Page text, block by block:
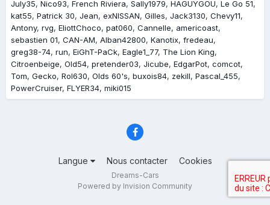
July35 Nico93 French Riviera Sally1979 HAGUYGOU Le Go 51
kat55 Patrick 30 Jean exNISSAN Gilles Jack3130 Chevy11
Antony rvg EliottChoco pat060 Cannelle
americoast
sebastien 01 CAN-AM Alban42800 Kanotix fredeau
greg38-74 run EiGhT-PaCk Eagle1_77 The Lion King
Citroenbeige Old54 pretender03 Jicube EdgarPot comcot
Tom Gecko Rol630 Olds 60's buxois84 zekill Pascal_455
PowerCruiser FLYER34 miki015
Langue Nous contacter Cookies
Dreams-Cars
Powered by Invision Community